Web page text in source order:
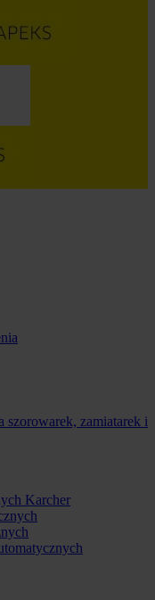
szorowarek, zamiatarek i
Karcher